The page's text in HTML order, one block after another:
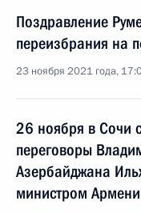
Поздравление
переизбрания на
23 ноября 2021 года,
26 ноября в Сочи
переговоры
Азербайджана
министром